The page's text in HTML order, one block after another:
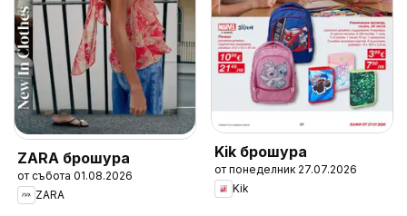
ZARA брошура
от събота 01.08.2026
ZARA
Kik брошура
от понеделник 27.07.2026
Kik